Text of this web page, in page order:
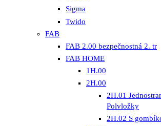
Sigma
Twido
FAB
FAB 2.00 bezpečnostná 2. tr
FAB HOME
1H.00
2H.00
2H.01
Polvložky
2H.02 S